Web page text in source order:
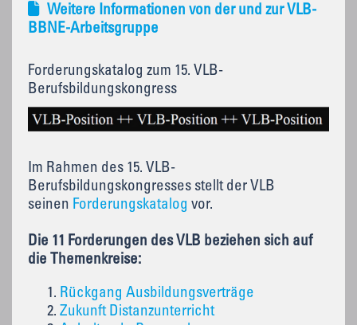
Weitere Informationen von der und zur VLB-
BBNE-Arbeitsgruppe
Forderungskatalog zum 15. VLB-
Berufsbildungskongress
Im Rahmen des 15. VLB-
Berufsbildungskongresses stellt der VLB
seinen Forderungskatalog vor.
Die 11 Forderungen des VLB beziehen sich auf
die Themenkreise:
Rückgang Ausbildungsverträge
Zukunft Distanzunterricht